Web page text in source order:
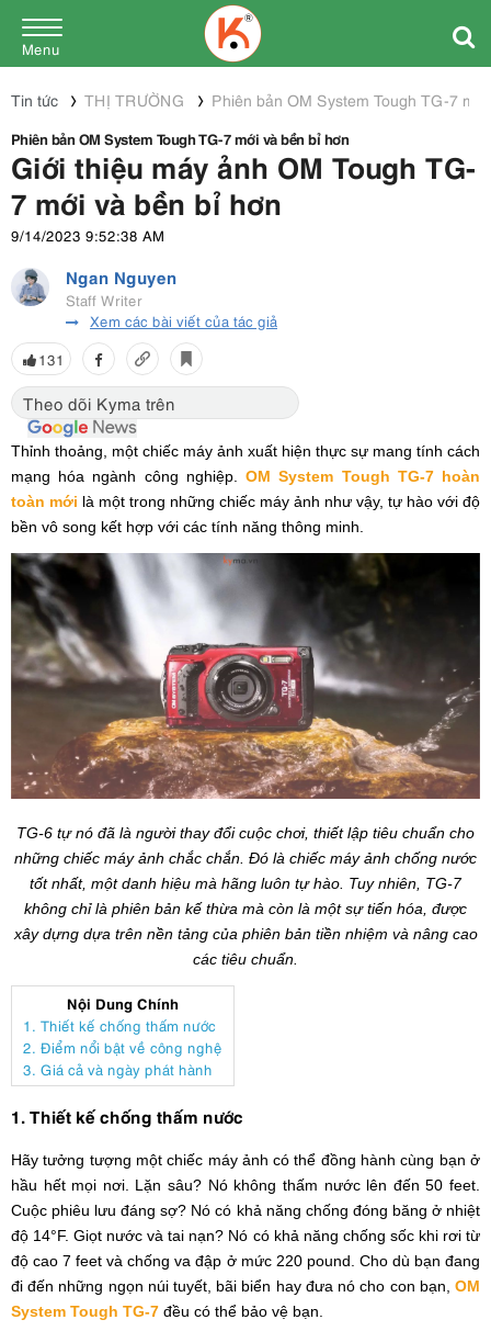
Menu
Tin tức THỊ TRƯỜNG
Phiên bản OM System Tough TG-7
Phiên bản OM System Tough TG-7 mới và bền bỉ hơn
Giới thiệu máy ảnh OM Tough TG-
7 mới và bền bỉ hơn
9/14/2023 9:52:38 AM
Ngan Nguyen
Staff Writer
Xem các bài viết của tác giả
131
Theo dõi Kyma trên
Thỉnh thoảng, một chiếc máy ảnh xuất hiện thực sự mang tính cách
mạng hóa ngành công nghiệp.OM System Tough TG-7 hoàn
toàn mới là một trong những chiếc máy ảnh như vậy, tự hào với độ
bền vô song kết hợp với các tính năng thông minh.
TG-6 tự nó đã là người thay đổi cuộc chơi, thiết lập tiêu chuẩn cho
những chiếc máy ảnh chắc chắn. Đó là chiếc máy ảnh chống nước
tốt nhất, một danh hiệu mà hãng luôn tự hào. Tuy nhiên, TG-7
không chỉ là phiên bản kế thừa mà còn là một sự tiến hóa, được
xây dựng dựa trên nền tảng của phiên bản tiền nhiệm và nâng cao
các tiêu chuẩn.
Nội Dung Chính
1. Thiết kế chống thấm nước
2. Điểm nổi bật về công nghệ
3. Giá cả và ngày phát hành
1. Thiết kế chống thấm nước
Hãy tưởng tượng một chiếc máy ảnh có thể đồng hành cùng bạn ở
hầu hết mọi nơi. Lặn sâu? Nó không thấm nước lên đến 50 feet.
Cuộc phiêu lưu đáng sợ? Nó có khả năng chống đóng băng ở nhiệt
độ 14°F. Giọt nước và tai nạn? Nó có khả năng chống sốc khi rơi từ
độ cao 7 feet và chống va đập ở mức 220 pound. Cho dù bạn đang
đi đến những ngọn núi tuyết, bãi biển hay đưa nó cho con bạn, OM
System Tough TG-7 đều có thể bảo vệ bạn.